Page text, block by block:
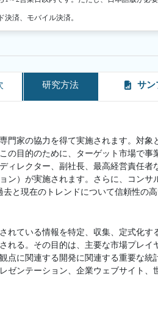
済、モバイル決済。
研究方法 サン
門家の協力を得て実施されます。対
の目的のために、ターゲット市場で
ィレクター、副社長、最高経営責任
ン）が実施されます。さらに、コン
と現在のトレンドについて信頼性の高
れている情報を特定、収集、定式化
れる。その目的は、主要な市場プレ
点に関連する開発に関連する重要な
ゼンテーション、企業ウェブサイト